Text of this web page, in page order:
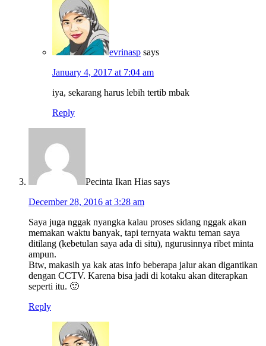
evrinasp says
January 4, 2017 at 7:04 am
iya, sekarang harus lebih tertib mbak
Reply
Pecinta Ikan Hias says
December 28, 2016 at 3:28 am
Saya juga nggak nyangka kalau proses sidang nggak akan
memakan waktu banyak, tapi ternyata waktu teman saya
ditilang (kebetulan saya ada di situ), ngurusinnya ribet minta
ampun.
Btw, makasih ya kak atas info beberapa jalur akan digantikan
dengan CCTV. Karena bisa jadi di kotaku akan diterapkan
seperti itu. 🙂
Reply